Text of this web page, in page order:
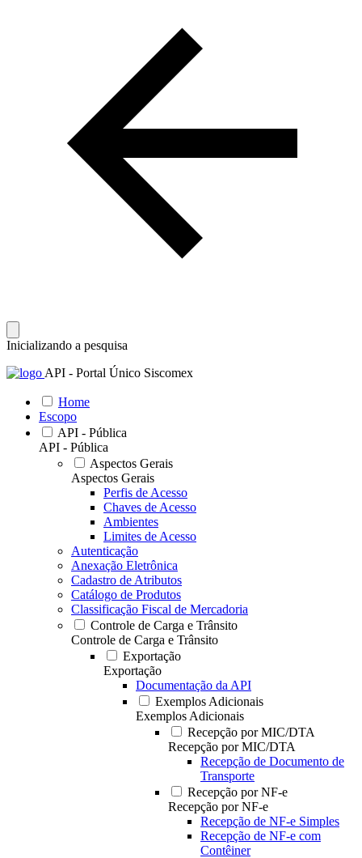
Inicializando a pesquisa
API - Portal Único Siscomex
Home
Escopo
API - Pública
API - Pública
Aspectos Gerais
Aspectos Gerais
Perfis de Acesso
Chaves de Acesso
Ambientes
Limites de Acesso
Autenticação
Anexação Eletrônica
Cadastro de Atributos
Catálogo de Produtos
Classificação Fiscal de Mercadoria
Controle de Carga e Trânsito
Controle de Carga e Trânsito
Exportação
Exportação
Documentação da API
Exemplos Adicionais
Exemplos Adicionais
Recepção por MIC/DTA
Recepção por MIC/DTA
Recepção de Documento de
Transporte
Recepção por NF-e
Recepção por NF-e
Recepção de NF-e Simples
Recepção de NF-e com
Contêiner